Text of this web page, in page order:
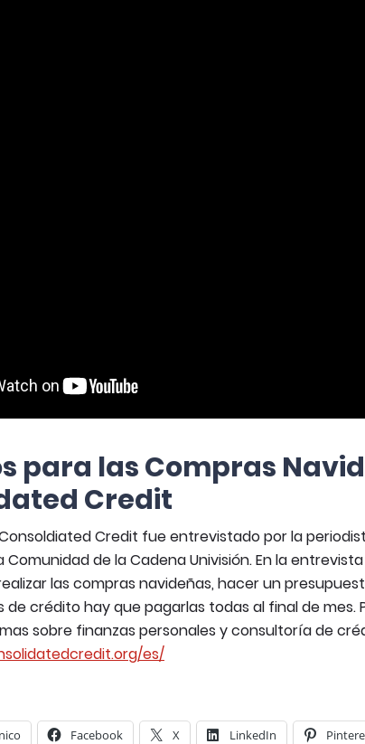
para las Compras
Credit
Credit fue entrevistado por la
Comunidad de la Cadena Univisión. En la
las compras navideñas, hacer un
de crédito hay que pagarlas todas al final de
sobre finanzas personales y consultoría de
es/
Facebook X LinkedIn